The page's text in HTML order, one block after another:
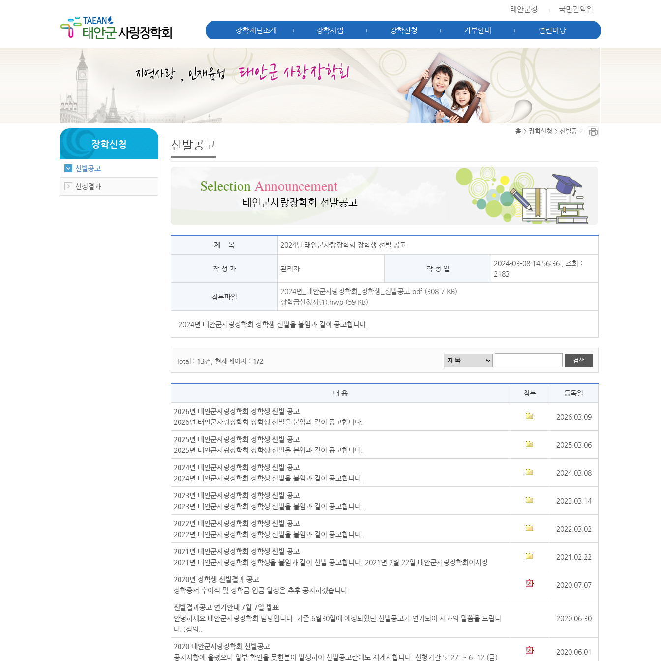
태안군청 국민권익위
장학재단소개 | 장학사업 | 장학신청 | 기부안내 | 열린마당
장학신청
선발공고
선정결과
홈 > 장학신청 > 선발공고
선발공고
SelectionAnnouncement
태안군사랑장학회 선발공고
제 목 2024년 태안군사랑장학회 장학생 선발 공고
작 성 자 관리자 작 성 일
2024-03-08 14:56:36., 조회 :
2183
첨부파일
2024년_태안군사랑장학회_장학생_선발공고.pdf (308.7 KB)
장학금신청서(1).hwp (59 KB)
2024년 태안군사랑장학회 장학생 선발을 붙임과 같이 공고합니다.
Total : 13건, 현재페이지 : 1/2
내 용 첨부 등록일
2026년 태안군사랑장학회 장학생 선발 공고
2026년 태안군사랑장학회 장학생 선발을 붙임과 같이 공고합니다.
2026.03.09
2025년 태안군사랑장학회 장학생 선발 공고
2025년 태안군사랑장학회 장학생 선발을 붙임과 같이 공고합니다.
2025.03.06
2024년 태안군사랑장학회 장학생 선발 공고
2024년 태안군사랑장학회 장학생 선발을 붙임과 같이 공고합니다.
2024.03.08
2023년 태안군사랑장학회 장학생 선발 공고
2023년 태안군사랑장학회 장학생 선발을 붙임과 같이 공고합니다.
2023.03.14
2022년 태안군사랑장학회 장학생 선발 공고
2022년 태안군사랑장학회 장학생 선발을 붙임과 같이 공고합니다.
2022.03.02
2021년 태안군사랑장학회 장학생 선발 공고
2021년 태안군사랑장학회 장학생을 붙임과 같이 선발 공고합니다. 2021년 2월 22일 태안군사랑장학회이사장
2021.02.22
2020년 장학생 선발결과 공고
장학증서 수여식 및 장학금 입금 일정은 추후 공지하겠습니다.
2020.07.07
선발결과공고 연기안내 7월 7일 발표
안녕하세요 태안군사랑장학회 담당입니다. 기존 6월30일에 예정되있던 선발공고가 연기되어 사과의 말씀을 드립니
다. ;심의..
2020.06.30
2020 태안군사랑장학회 선발공고
공지사항에 올렸으나 일부 확인을 못한분이 발생하여 선발공고란에도 재게시합니다. 신청기간 5. 27. ~ 6. 12.(금)
2020.06.01